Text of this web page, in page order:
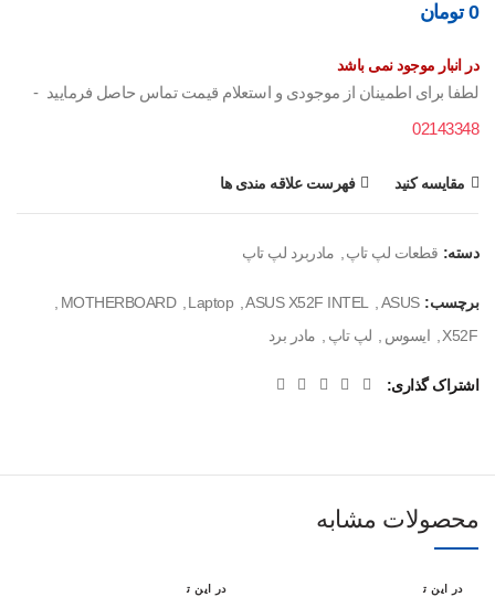
0 تومان
در انبار موجود نمی باشد
لطفا برای اطمینان از موجودی و استعلام قیمت تماس حاصل فرمایید -
02143348
مقایسه کنید فهرست علاقه مندی ها
دسته: قطعات لپ تاپ مادربرد لپ تاپ
برچسب: ASUS
ASUS X52F INTEL
Laptop
MOTHERBOARD
X52F
ایسوس لپ تاپ مادر برد
اشتراک گذاری
محصولات مشابه
در این ت
در این ت